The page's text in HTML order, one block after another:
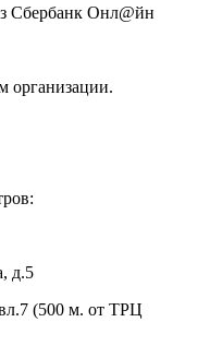
Сбербанк Онл@йн
организации.
д.5
(500 м. от ТРЦ